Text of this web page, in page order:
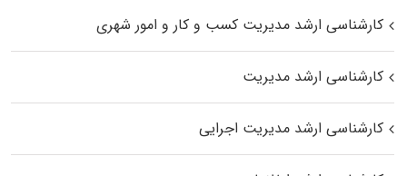
کارشناسی ارشد مدیریت کسب و کار و امور شهری
کارشناسی ارشد مدیریت
کارشناسی ارشد مدیریت اجرایی